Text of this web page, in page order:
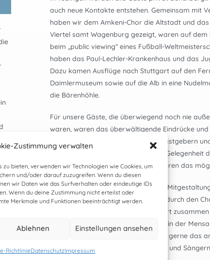
Zustimmung verwalten
bieten, verwenden wir Technologien wie Cookies, um
und/oder darauf zuzugreifen. Wenn du diesen
wir Daten wie das Surfverhalten oder eindeutige IDs
Wenn du deine Zustimmung nicht erteilst oder
Merkmale und Funktionen beeinträchtigt werden.
Ablehnen Einstellungen ansehen
RichtlinieDatenschutzImpressum
auch neue Kontakte entstehen. Gemeinsam mit
haben wir dem Amkeni-Chor die Altstadt und
Viertel samt Wagenburg gezeigt, waren auf
beim „public viewing“ eines Fußball-
haben das Paul-Lechler-Krankenhaus und das
Dazu kamen Ausflüge nach Stuttgart auf den
Daimlermuseum sowie auf die Alb in eine
die Bärenhöhle.
Für unsere Gäste, die überwiegend noch nie
waren, waren das überwältigende Eindrücke und
persönlichen Gesprächen mit den Gastgebern
gemeinsamen Gartenfesten gab es Gelegenheit
verarbeiten, soweit die Sprachbarrieren das
Musikalische Höhepunkte waren die
Gottesdienstes in der Martinskirche durch den
insbesondere ein Begegnungskonzert
und dem Ernst-Bloch-Chor am 1. Juli in der
250 begeisterten Zuhörern, die auch gerne das
Zusammensein mit den Sängerinnen und